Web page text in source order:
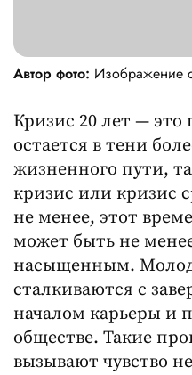
Автор фото: Изображение
Кризис 20 лет — это
остается в тени
жизненного пути,
кризис или кризис
не менее, этот
может быть не
насыщенным.
сталкиваются с
началом карьеры и
обществе. Такие
вызывают чувство